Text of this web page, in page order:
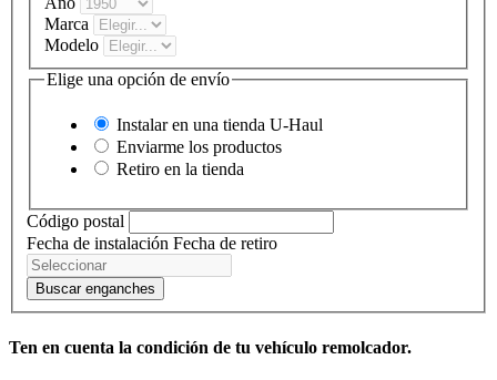
Marca
Modelo
Elige una opción de envío
Instalar en una tienda U-Haul
Enviarme los productos
Retiro en la tienda
Código postal
Fecha de instalación Fecha de retiro
Buscar enganches
Ten en cuenta la condición de tu vehículo remolcador.